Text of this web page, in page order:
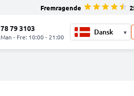
Fremragende
78 79 3103
Man - Fre: 10:00 - 21:00
▾